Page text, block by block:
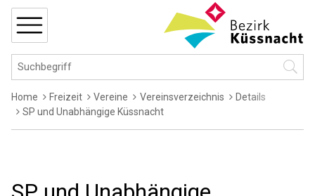
Navigieren in Küssnacht
Schnellnavigation
Hauptnavigation
Suchbegriff
Breadcrumb
Home Freizeit Vereine Vereinsverzeichnis
Details
SP und Unabhängige Küssnacht